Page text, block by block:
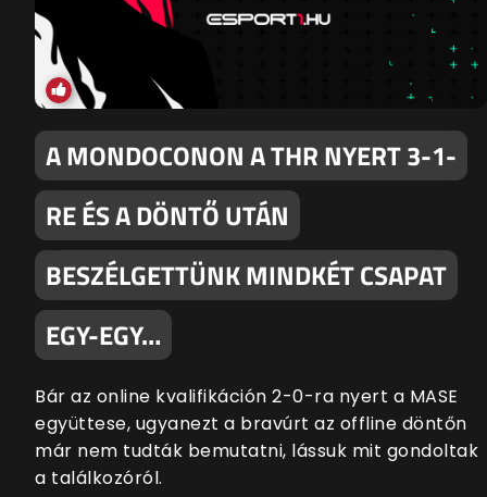
A MONDOCONON A THR NYERT 3-1-
RE ÉS A DÖNTŐ UTÁN
BESZÉLGETTÜNK MINDKÉT CSAPAT
EGY-EGY…
Bár az online kvalifikáción 2-0-ra nyert a MASE
együttese, ugyanezt a bravúrt az offline döntőn
már nem tudták bemutatni, lássuk mit gondoltak
a találkozóról.